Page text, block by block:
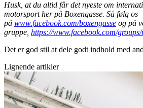
Husk, at du altid får det nyeste om
motorsport her på Boxengasse. Så følg os
på www.facebook.com/boxengasse og på
gruppe, https://www.facebook.com/
Det er god stil at dele godt indhold med
Lignende artikler